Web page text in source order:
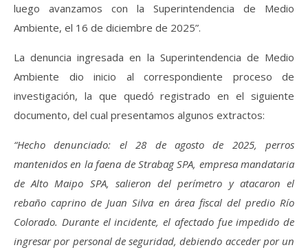
luego avanzamos con la Superintendencia de Medio
Ambiente, el 16 de diciembre de 2025”.
La denuncia ingresada en la Superintendencia de Medio
Ambiente dio inicio al correspondiente proceso de
investigación, la que quedó registrado en el siguiente
documento, del cual presentamos algunos extractos:
“Hecho denunciado: el 28 de agosto de 2025, perros
mantenidos en la faena de Strabag SPA, empresa mandataria
de Alto Maipo SPA, salieron del perímetro y atacaron el
rebaño caprino de Juan Silva en área fiscal del predio Río
Colorado. Durante el incidente, el afectado fue impedido de
ingresar por personal de seguridad, debiendo acceder por un